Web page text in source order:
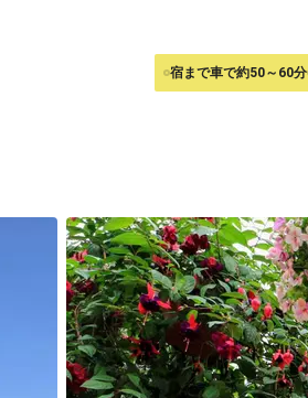
宿まで車で約50～60分